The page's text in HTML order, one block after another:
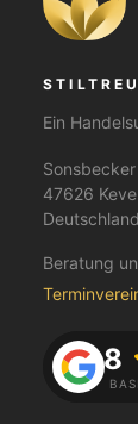
Ein
47626
Beratung
4.8